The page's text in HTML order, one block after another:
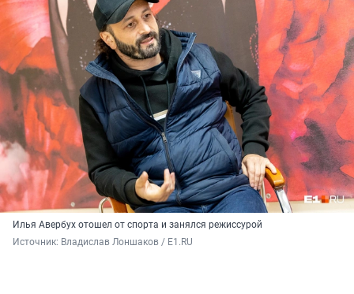
Илья Авербух отошел от спорта и занялся режиссурой
Источник: Владислав Лоншаков / E1.RU